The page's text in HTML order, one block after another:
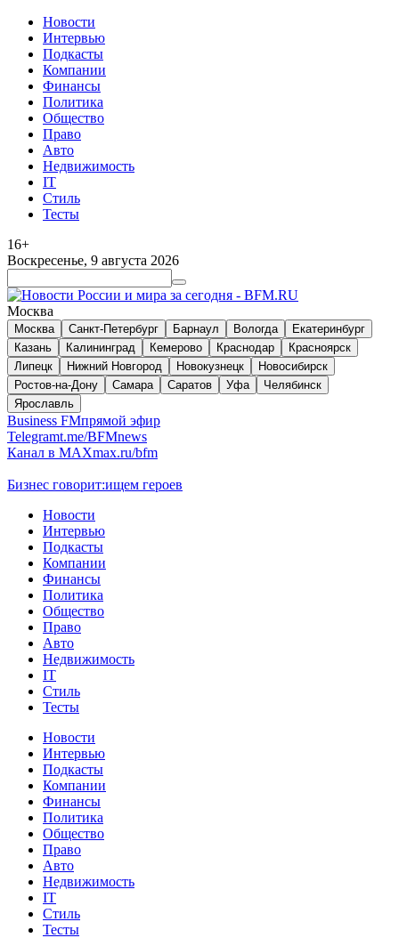
Новости
Интервью
Подкасты
Компании
Финансы
Политика
Общество
Право
Авто
Недвижимость
IT
Стиль
Тесты
16+
Воскресенье, 9 августа 2026
Москва
Москва Санкт-Петербург Барнаул Вологда
Екатеринбург
Казань
Калининград Кемерово Краснодар
Красноярск
Липецк
Нижний Новгород Новокузнецк
Новосибирск
Ростов-на-Дону
Самара Саратов Уфа
Челябинск
Ярославль
Business FMпрямой эфир
Telegramt.me/BFMnews
Канал в MAXmax.ru/bfm
Бизнес говорит:ищем героев
Новости
Интервью
Подкасты
Компании
Финансы
Политика
Общество
Право
Авто
Недвижимость
IT
Стиль
Тесты
Новости
Интервью
Подкасты
Компании
Финансы
Политика
Общество
Право
Авто
Недвижимость
IT
Стиль
Тесты